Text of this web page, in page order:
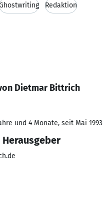
Redaktion
Dietmar Bittrich
und 4 Monate, seit Mai 1993